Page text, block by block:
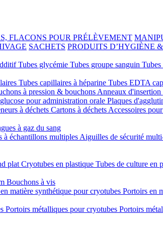
FLACONS POUR PRÉLÈVEMENT
SACHETS PRODUITS D’HYGIÈNE
Tubes glycémie Tubes groupe sanguin
Tubes capillaires à héparine Tubes EDTA
à pression & bouchons Anneaux d'insertion
pour administration orale Plaques
à déchets Cartons à déchets Accessoires
à gaz du sang
à échantillons multiples Aiguilles de sécurité
plat Cryotubes en plastique Tubes de culture en
Bouchons à vis
matière synthétique pour cryotubes Portoirs en
Portoirs métalliques pour cryotubes Portoirs